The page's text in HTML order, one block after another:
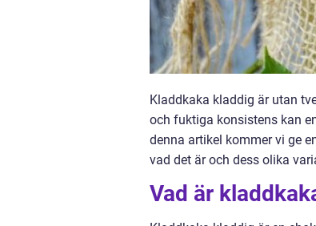
Kladdkaka kladdig är utan
och fuktiga konsistens kan
denna artikel kommer vi ge
vad det är och dess olika
Vad är